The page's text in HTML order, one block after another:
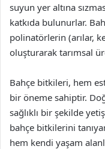
suyun yer altına
katkıda bulunurlar.
polinatörlerin (arılar,
oluşturarak tarımsal
Bahçe bitkileri, hem
bir öneme sahiptir.
sağlıklı bir şekilde
bahçe bitkilerini
hem kendi yaşam